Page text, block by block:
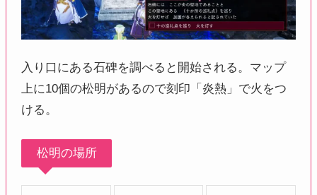
入り口にある石碑を調べると開始される。マップ
上に10個の松明があるので刻印「炎熱」で火をつ
ける。
松明の場所